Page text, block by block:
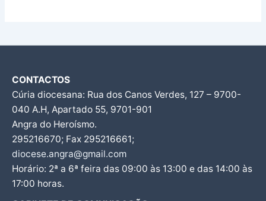
CONTACTOS
Cúria diocesana: Rua dos Canos Verdes, 127 – 9700-
040 A.H, Apartado 55, 9701-901
Angra do Heroísmo.
295216670; Fax 295216661;
diocese.angra@gmail.com
Horário: 2ª a 6ª feira das 09:00 às 13:00 e das 14:00 às
17:00 horas.